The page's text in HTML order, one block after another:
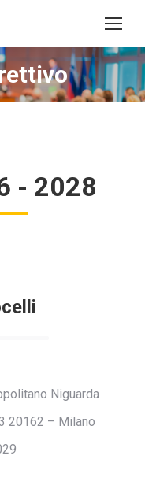
- 2028
Niguarda
20162 – Milano